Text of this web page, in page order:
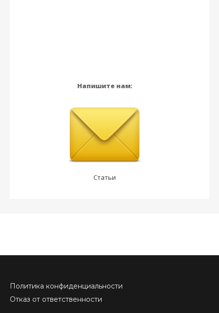
Напишите нам:
Статьи
Политика конфиденциальности
Отказ от ответственности